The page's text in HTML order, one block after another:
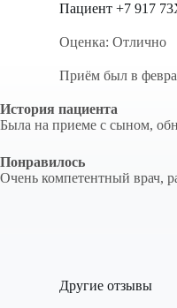
Пациент +7 917
Оценка: Отлично
Приём был в
История пациента
Была на приеме с сыном,
Понравилось
Очень компетентный врач,
Другие отзывы